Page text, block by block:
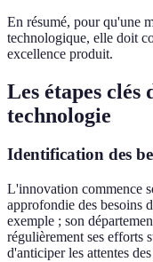
En résumé, pour qu'une
technologique, elle doit
excellence produit.
Les étapes
technologie
Identification des
L'innovation commence
approfondie des besoins
exemple ; son
régulièrement ses efforts
d'anticiper les attentes